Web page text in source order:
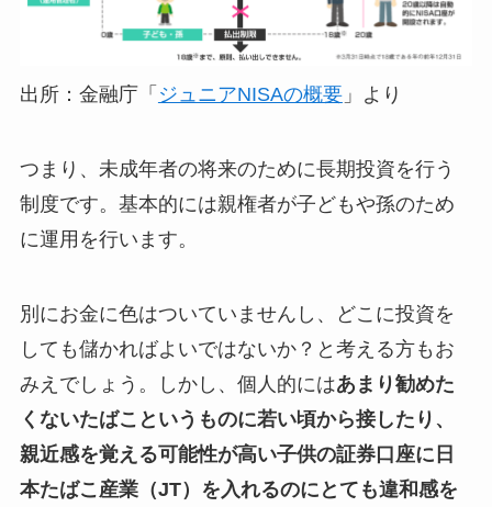
出所：金融庁「 ジュニアNISAの概要」より
つまり、未成年者の将来のために長期投資を行う
制度です。基本的には親権者が子どもや孫のため
に運用を行います。
別にお金に色はついていませんし、どこに投資を
しても儲かればよいではないか？と考える方もお
みえでしょう。しかし、個人的にはあまり勧めた
くないたばこというものに若い頃から接したり、
親近感を覚える可能性が高い子供の証券口座に日
本たばこ産業（JT）を入れるのにとても違和感を